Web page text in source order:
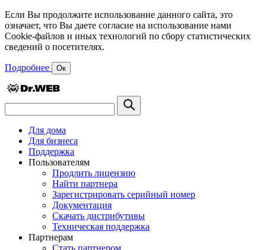
Если Вы продолжите использование данного сайта, это
означает, что Вы даете согласие на использование нами
Cookie-файлов и иных технологий по сбору статистических
сведений о посетителях.
Подробнее Ок
Для дома
Для бизнеса
Поддержка
Пользователям
Продлить лицензию
Найти партнера
Зарегистрировать серийный номер
Документация
Скачать дистрибутивы
Техническая поддержка
Партнерам
Стать партнером